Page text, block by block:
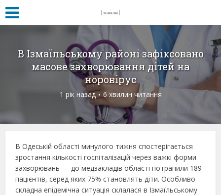
В Ізмаїльському районі зафіксовано
масове захворювання дітей на
норовірус
1 рік назад 6 хвилин читання
В Одеській області минулого тижня спостерігається
зростання кількості госпіталізацій через важкі форми
захворювань — до медзакладів області потрапили 189
пацієнтів, серед яких 75% становлять діти. Особливо
складна епідемічна ситуація склалася в Ізмаїльському